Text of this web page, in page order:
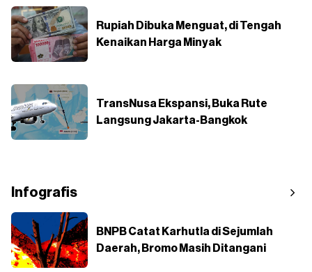
Rupiah Dibuka Menguat, di Tengah
Kenaikan Harga Minyak
TransNusa Ekspansi, Buka Rute
Langsung Jakarta-Bangkok
Infografis
BNPB Catat Karhutla di Sejumlah
Daerah, Bromo Masih Ditangani